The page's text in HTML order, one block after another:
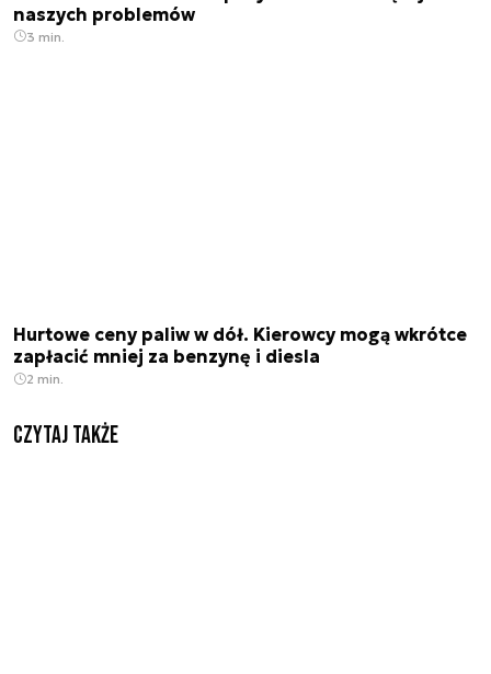
naszych problemów
3 min.
Hurtowe ceny paliw w dół. Kierowcy mogą wkrótce
zapłacić mniej za benzynę i diesla
2 min.
Czytaj także